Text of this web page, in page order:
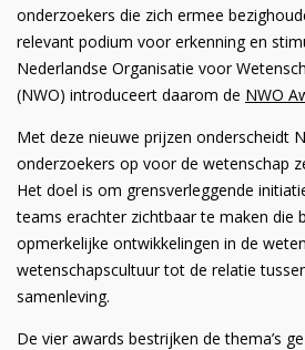
onderzoekers die zich ermee
relevant podium voor erkenning en
Nederlandse Organisatie voor
(NWO) introduceert daarom de NWO
Met deze nieuwe prijzen onderscheidt
onderzoekers op voor de wetenschap
Het doel is om grensverleggende
teams erachter zichtbaar te maken die
opmerkelijke ontwikkelingen in de
wetenschapscultuur tot de relatie
samenleving.
De vier awards bestrijken de thema’s